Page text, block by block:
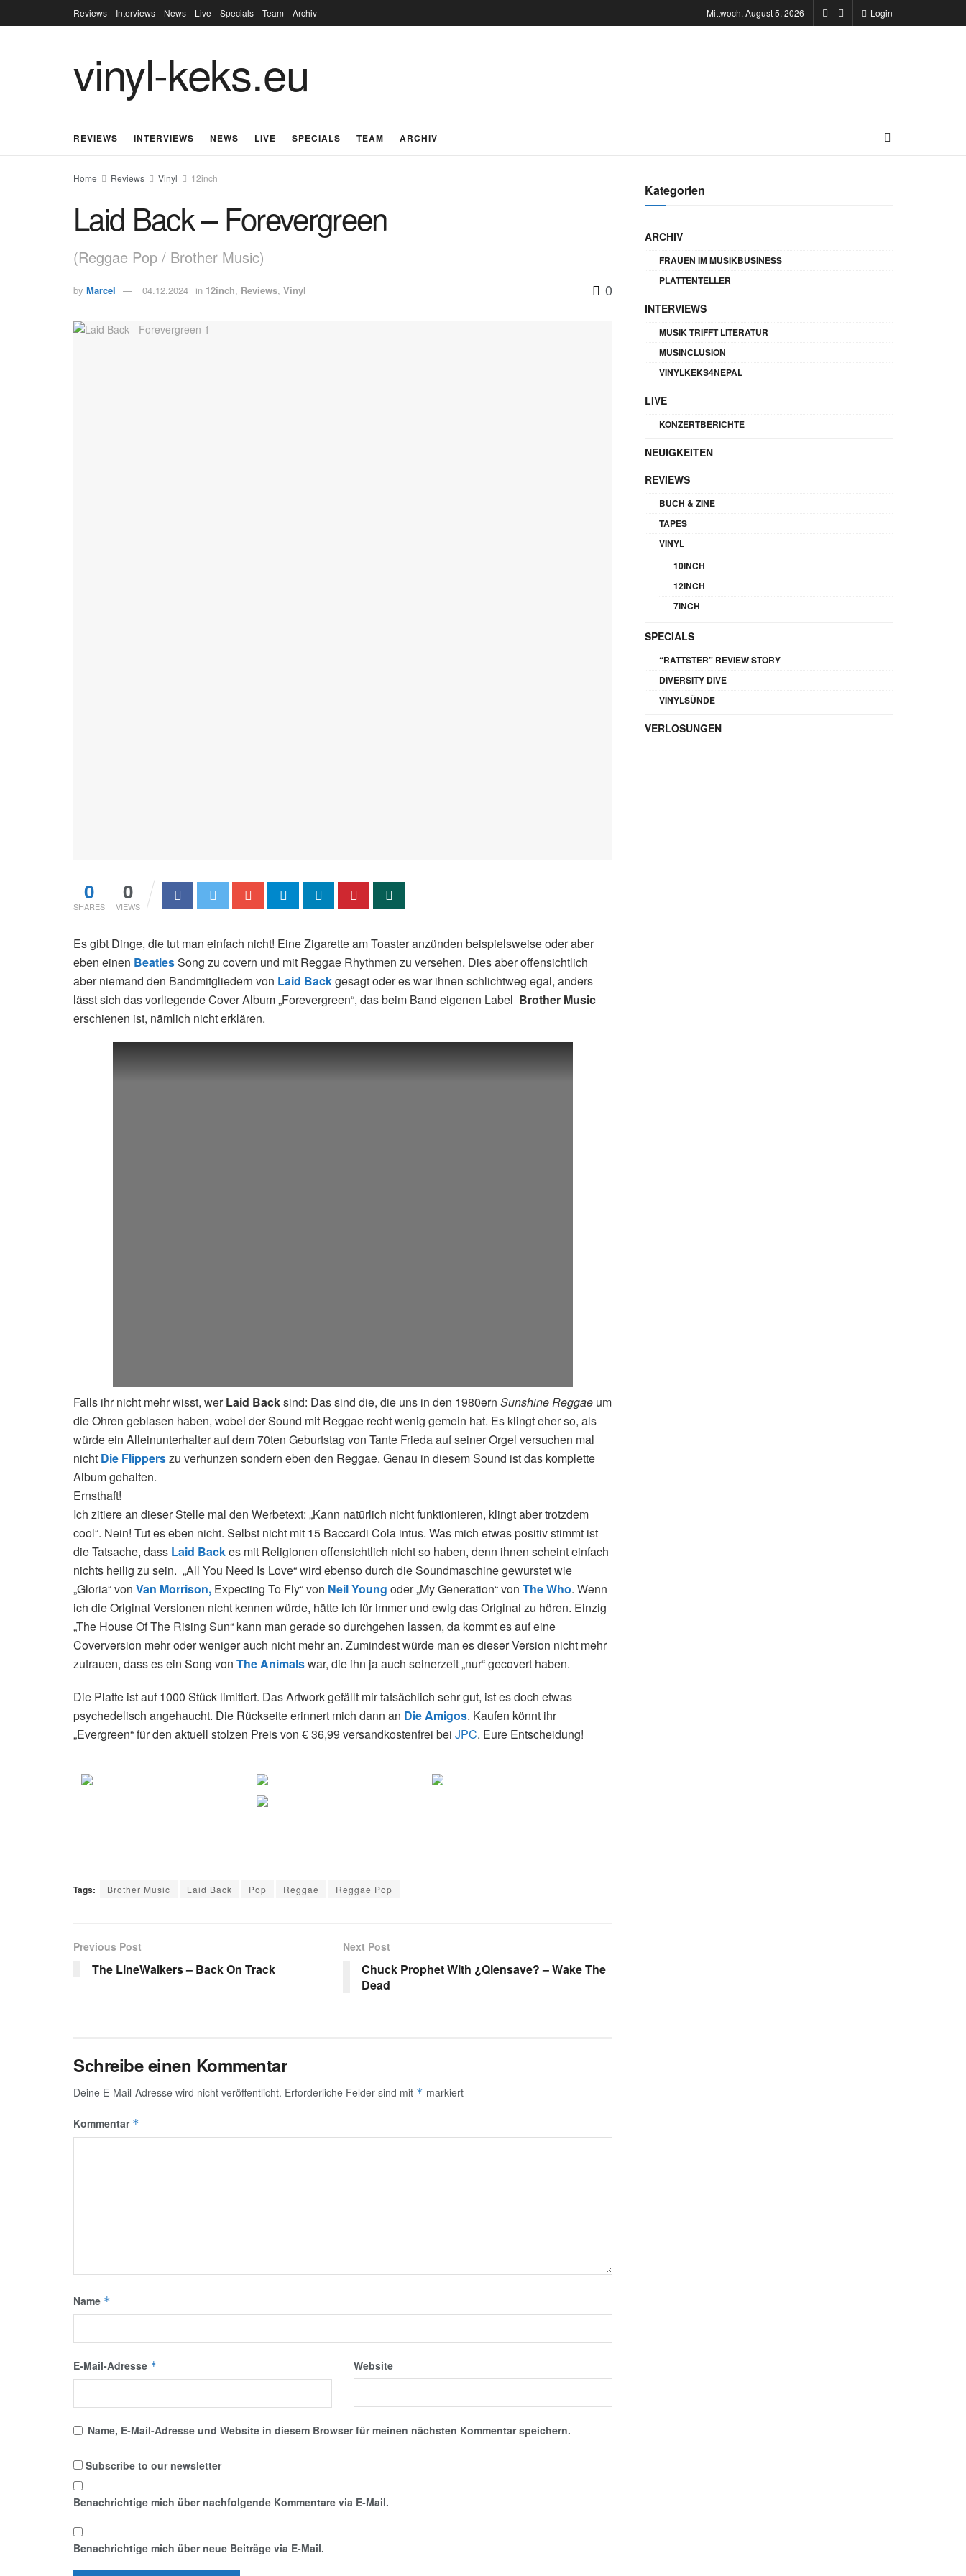
Reviews Interviews News Live Specials Team Archiv Mittwoch, August 5, 2026 Login
vinyl-keks.eu
REVIEWS INTERVIEWS NEWS LIVE SPECIALS TEAM ARCHIV
Home Reviews Vinyl 12inch
Laid Back – Forevergreen
(Reggae Pop / Brother Music)
by Marcel 04.12.2024 in 12inch, Reviews, Vinyl 0
0
SHARES
0
VIEWS
Es gibt Dinge, die tut man einfach nicht! Eine Zigarette am Toaster anzünden beispielsweise oder aber
eben einen BeatlesSong zu covern und mit Reggae Rhythmen zu versehen. Dies aber offensichtlich
aber niemand den Bandmitgliedern von Laid Backgesagt oder es war ihnen schlichtweg egal, anders
lässt sich das vorliegende Cover Album „Forevergreen“, das beim Band eigenen Label Brother Music
erschienen ist, nämlich nicht erklären.
Falls ihr nicht mehr wisst, werLaid Backsind: Das sind die, die uns in den 1980ern Sunshine Reggae um
die Ohren geblasen haben, wobei der Sound mit Reggae recht wenig gemein hat. Es klingt eher so, als
würde ein Alleinunterhalter auf dem 70ten Geburtstag von Tante Frieda auf seiner Orgel versuchen mal
nicht Die Flipperszu verhunzen sondern eben den Reggae. Genau in diesem Sound ist das komplette
Album gehalten.
Ernsthaft!
Ich zitiere an dieser Stelle mal den Werbetext: „Kann natürlich nicht funktionieren, klingt aber trotzdem
cool“. Nein! Tut es eben nicht. Selbst nicht mit 15 Baccardi Cola intus. Was mich etwas positiv stimmt ist
die Tatsache, dass Laid Backes mit Religionen offensichtlich nicht so haben, denn ihnen scheint einfach
nichts heilig zu sein. „All You Need Is Love“ wird ebenso durch die Soundmaschine gewurstet wie
„Gloria“ von Van Morrison, Expecting To Fly“ von Neil Young oder „My Generation“ von The Who. Wenn
ich die Original Versionen nicht kennen würde, hätte ich für immer und ewig das Original zu hören. Einzig
„The House Of The Rising Sun“ kann man gerade so durchgehen lassen, da kommt es auf eine
Coverversion mehr oder weniger auch nicht mehr an. Zumindest würde man es dieser Version nicht mehr
zutrauen, dass es ein Song von The Animalswar, die ihn ja auch seinerzeit „nur“ gecovert haben.
Die Platte ist auf 1000 Stück limitiert. Das Artwork gefällt mir tatsächlich sehr gut, ist es doch etwas
psychedelisch angehaucht. Die Rückseite erinnert mich dann an Die Amigos. Kaufen könnt ihr
„Evergreen“ für den aktuell stolzen Preis von € 36,99 versandkostenfrei bei JPC. Eure Entscheidung!
Tags: Brother Music Laid Back Pop Reggae Reggae Pop
Previous Post
The LineWalkers – Back On Track
Next Post
Chuck Prophet With ¿Qiensave? – Wake The
Dead
Schreibe einen Kommentar
Deine E-Mail-Adresse wird nicht veröffentlicht. Erforderliche Felder sind mit * markiert
Kommentar *
Name *
E-Mail-Adresse * Website
Name, E-Mail-Adresse und Website in diesem Browser für meinen nächsten Kommentar speichern.
Subscribe to our newsletter
Benachrichtige mich über nachfolgende Kommentare via E-Mail.
Benachrichtige mich über neue Beiträge via E-Mail.
Kategorien
ARCHIV
FRAUEN IM MUSIKBUSINESS
PLATTENTELLER
INTERVIEWS
MUSIK TRIFFT LITERATUR
MUSINCLUSION
VINYLKEKS4NEPAL
LIVE
KONZERTBERICHTE
NEUIGKEITEN
REVIEWS
BUCH & ZINE
TAPES
VINYL
10INCH
12INCH
7INCH
SPECIALS
“RATTSTER” REVIEW STORY
DIVERSITY DIVE
VINYLSÜNDE
VERLOSUNGEN